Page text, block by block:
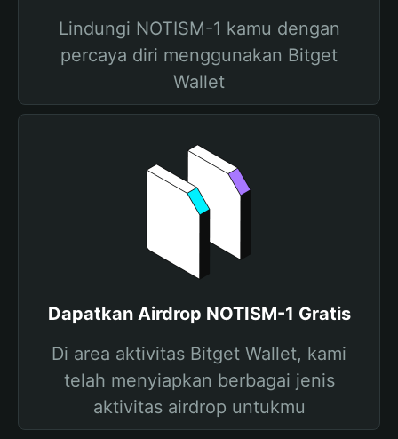
Lindungi NOTISM-1 kamu dengan
percaya diri menggunakan Bitget
Wallet
Dapatkan Airdrop NOTISM-1 Gratis
Di area aktivitas Bitget Wallet, kami
telah menyiapkan berbagai jenis
aktivitas airdrop untukmu